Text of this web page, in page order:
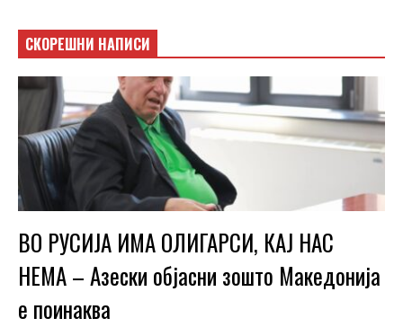
СКОРЕШНИ НАПИСИ
ВО РУСИЈА ИМА ОЛИГАРСИ, КАЈ НАС
НЕМА – Азески објасни зошто Македонија
е поинаква